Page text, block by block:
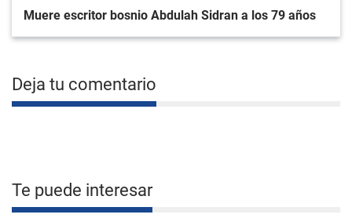
Muere escritor bosnio Abdulah Sidran a los 79 años
Deja tu comentario
Te puede interesar